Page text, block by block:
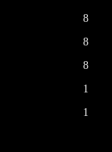
8
8
8
1
1